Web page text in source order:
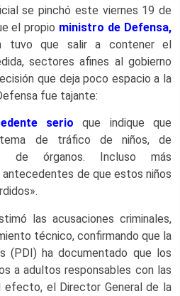
se pinchó este viernes 19 de
el propio ministro de Defensa,
tuvo que salir a contener el
sectores afines al gobierno
que deja poco espacio a la
fue tajante:
serio
que indique que
de tráfico de niños, de
de órganos. Incluso más
antecedentes de que estos niños
las acusaciones criminales,
técnico, confirmando que la
(PDI) ha documentado que los
a adultos responsables con las
efecto, el Director General de la